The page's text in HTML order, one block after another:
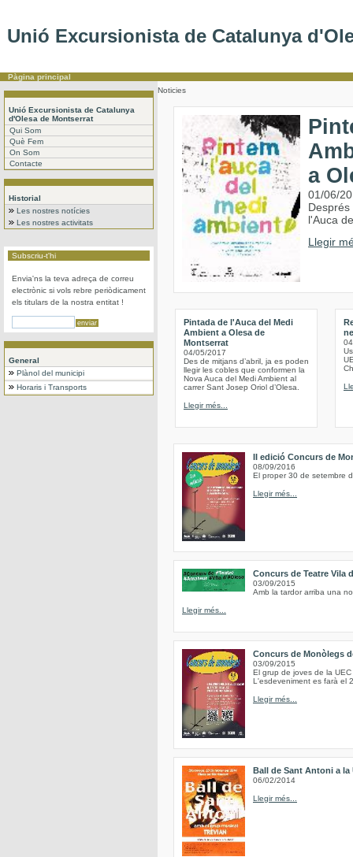
Unió Excursionista de Catalunya
Pàgina principal
Unió Excursionista de Catalunya
d'Olesa de Montserrat
Qui Som
Què Fem
On Som
Contacte
Historial
Les nostres notícies
Les nostres activitats
Subscriu-t'hi
Envia'ns la teva adreça de correu
electrònic si vols rebre periòdicament
els titulars de la nostra entitat !
General
Plànol del municipi
Horaris i Transports
Noticies
a
01/06/
l'Auca
Llegir
Pintada de l'Auca del Medi
Ambient a Olesa de
Montserrat
04/05/2017
Des de mitjans d’abril, ja es poden
llegir les cobles que conformen la
Nova Auca del Medi Ambient al
carrer Sant Josep Oriol d’Olesa.
Llegir més...
II edició Concurs de
08/09/2016
El proper 30 de setembre
Llegir més...
Concurs de Teatre Vila
03/09/2015
Amb la tardor arriba una
Llegir més...
Concurs de Monòlegs
03/09/2015
El grup de joves de la
L'esdeveniment es farà el
Llegir més...
Ball de Sant Antoni a la
06/02/2014
Llegir més...